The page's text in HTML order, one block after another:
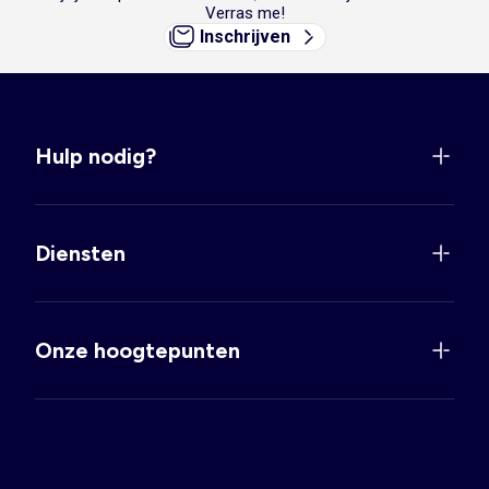
Verras me!
Inschrijven
Hulp nodig?
Diensten
Onze hoogtepunten